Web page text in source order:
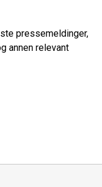
pressemeldinger,
annen relevant